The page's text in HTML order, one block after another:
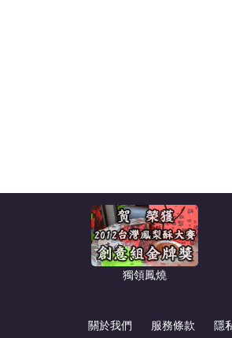
獨領鳳燒
關於我們 服務條款 隱